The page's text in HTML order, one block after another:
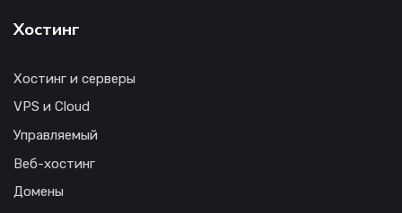
Хостинг
Хостинг и серверы
VPS и Cloud
Управляемый
Веб-хостинг
Домены